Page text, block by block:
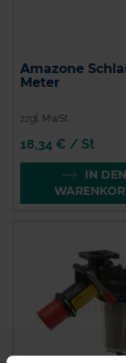
Amazone
Meter
zzgl. MwSt.
18,34 € / St
IN DEN